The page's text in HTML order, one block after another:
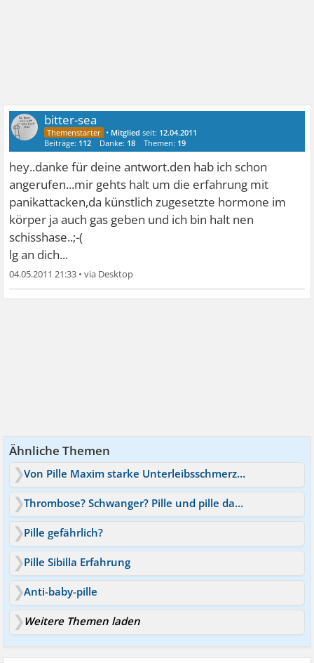
bitter-sea
• Mitglied seit: 12.04.2011
Beiträge: 112 Danke: 18 Themen: 19
hey..danke für deine antwort.den hab ich schon
angerufen...mir gehts halt um die erfahrung mit
panikattacken,da künstlich zugesetzte hormone im
körper ja auch gas geben und ich bin halt nen
schisshase..;-(
lg an dich...
04.05.2011 21:33 •
Ähnliche Themen
Von Pille Maxim starke Unterleibsschmerzen vor Periode?
Thrombose? Schwanger? Pille und pille danach genommen
Pille gefährlich?
Pille Sibilla Erfahrung
Anti-baby-pille
Weitere Themen laden